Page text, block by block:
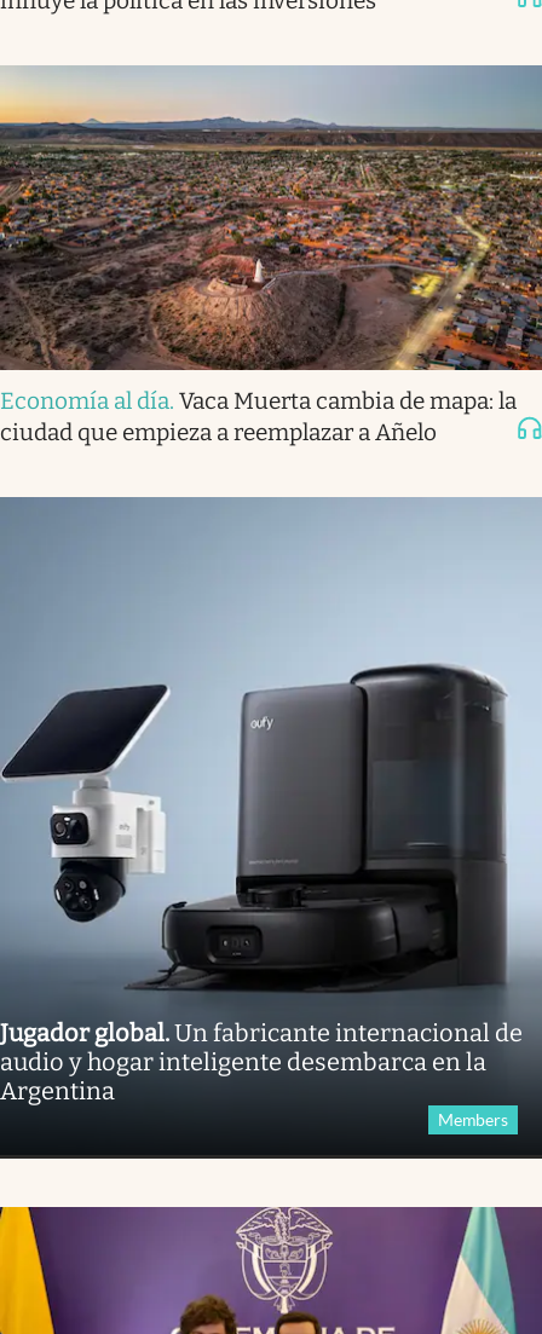
Economía al día. Vaca Muerta cambia de mapa: la
ciudad que empieza a reemplazar a Añelo
Jugador global.Un fabricante internacional de
audio y hogar inteligente desembarca en la
Argentina
Members